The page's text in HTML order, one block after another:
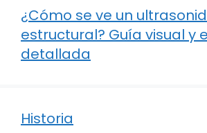
¿Cómo se ve un
estructural? Guía visual y
detallada
Historia